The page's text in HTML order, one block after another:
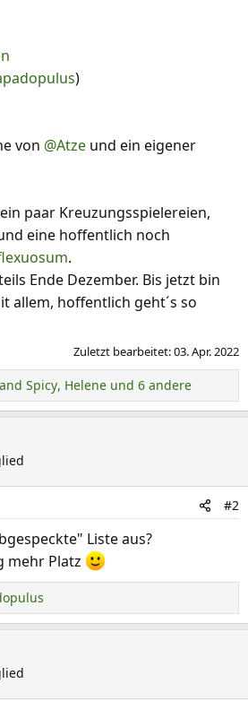
)
von @Atze und ein eigener
paar Kreuzungsspielereien,
eine hoffentlich noch
.
Ende Dezember. Bis jetzt bin
allem, hoffentlich geht´s so
Zuletzt bearbeitet:03. Apr. 2022
Spicy, Helene und 6 andere
#2
Liste aus?
mehr Platz